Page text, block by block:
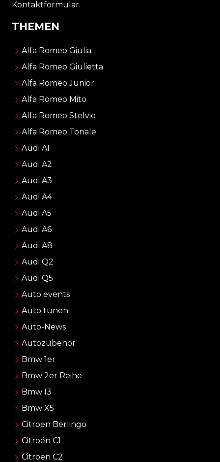
Kontaktformular.
THEMEN
Alfa Romeo Giulia
Alfa Romeo Giulietta
Alfa Romeo Junior
Alfa Romeo Mito
Alfa Romeo Stelvio
Alfa Romeo Tonale
Audi A1
Audi A2
Audi A3
Audi A4
Audi A5
Audi A6
Audi A8
Audi Q2
Audi Q5
Auto events
Auto tunen
Auto-News
Autozubehör
Bmw 1er
Bmw 2er Reihe
Bmw I3
Bmw X5
Citroen Berlingo
Citroën C1
Citroen C2